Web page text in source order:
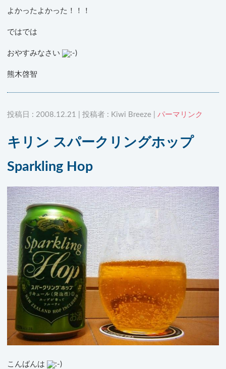
よかったよかった！！！
ではでは
おやすみなさい
熊木啓智
投稿日 : 2008.12.21 | 投稿者 : Kiwi Breeze | パーマリンク
キリン スパークリングホップ
Sparkling Hop
こんばんは